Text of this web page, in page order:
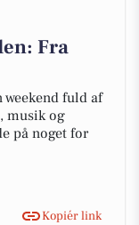
Fra
weekend fuld af
musik og
på noget for
Kopiér link